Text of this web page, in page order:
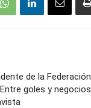
de la Federación
goles y negocios